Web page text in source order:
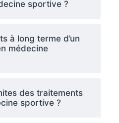
sportive ?
à long terme d’un
médecine
des traitements
sportive ?